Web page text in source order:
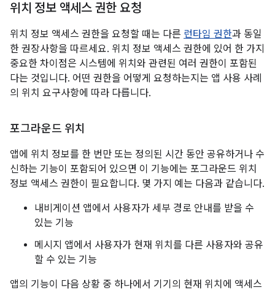
위치 정보 액세스 권한 요청
위치 정보 액세스 권한을 요청할 때는 다른 런타임 권한과 동일
한 권장사항을 따르세요. 위치 정보 액세스 권한에 있어 한 가지
중요한 차이점은 시스템에 위치와 관련된 여러 권한이 포함된
다는 것입니다. 어떤 권한을 어떻게 요청하는지는 앱 사용 사례
의 위치 요구사항에 따라 다릅니다.
포그라운드 위치
앱에 위치 정보를 한 번만 또는 정의된 시간 동안 공유하거나 수
신하는 기능이 포함되어 있으면 이 기능에는 포그라운드 위치
정보 액세스 권한이 필요합니다. 몇 가지 예는 다음과 같습니다.
내비게이션 앱에서 사용자가 세부 경로 안내를 받을 수
있는 기능
메시지 앱에서 사용자가 현재 위치를 다른 사용자와 공유
할 수 있는 기능
앱의 기능이 다음 상황 중 하나에서 기기의 현재 위치에 액세스